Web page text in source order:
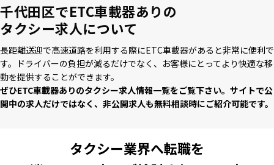
千代田区でETC車載器ありの
タクシー求人について
⻑距離送迎で⾼速道路を利⽤する際にETC⾞載器があると⾮常に便利で
す。ドライバーの負担が減るだけでなく、お客様にとってより快適な移
動を提供することができます。
ぜひETC⾞載器ありのタクシー求⼈情報⼀覧をご覧下さい。サイトで公
開中の求⼈だけではなく、⾮公開求⼈も無料相談時にご紹介可能です。
タクシー業界へ転職を